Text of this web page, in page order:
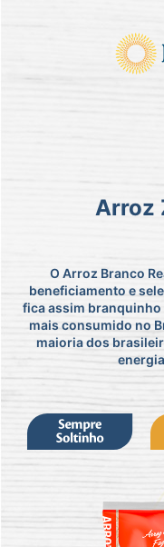
Arroz
O Arroz Branco
beneficiamento e
fica assim branquinho
mais consumido no
maioria dos